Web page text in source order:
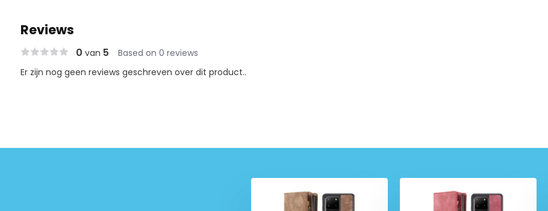
Reviews
0 van 5 Based on 0 reviews
Er zijn nog geen reviews geschreven over dit product..